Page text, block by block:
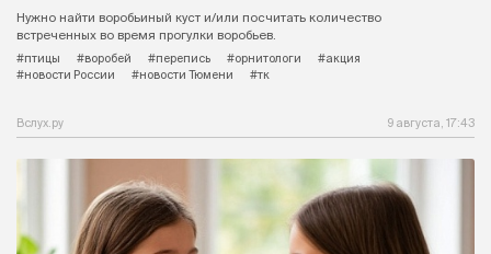
Нужно найти воробьиный куст и/или посчитать количество
встреченных во время прогулки воробьев.
#птицы
#воробей #перепись #орнитологи
#акция
#новости России
#новости Тюмени #тк
Вслух.ру 9 августа, 17:43